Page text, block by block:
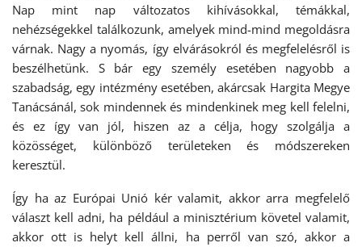
Nap mint nap változatos kihívásokkal, témákkal,
nehézségekkel találkozunk, amelyek mind-mind megoldásra
várnak. Nagy a nyomás, így elvárásokról és megfelelésről is
beszélhetünk. S bár egy személy esetében nagyobb a
szabadság, egy intézmény esetében, akárcsak Hargita Megye
Tanácsánál, sok mindennek és mindenkinek meg kell felelni,
és ez így van jól, hiszen az a célja, hogy szolgálja a
közösséget, különböző területeken és módszereken
keresztül.
Így ha az Európai Unió kér valamit, akkor arra megfelelő
választ kell adni, ha például a minisztérium követel valamit,
akkor ott is helyt kell állni, ha perről van szó, akkor a